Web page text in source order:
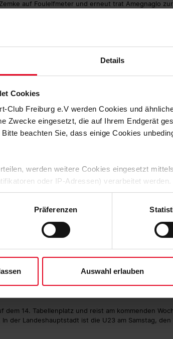
Details
Cookies
Club Freiburg e.V werden Cookies und
Zwecke eingesetzt, die auf Ihrem Endgerät
beachten Sie, dass einige Cookies
werden weitere Cookies eingesetzt
oder IP-Adressen) verarbeitet
der Speicherung aller aufgeführten Cookies
die unten jeweils angegebene Zwecke gem. §
auswählen, werden nur unbedingt
Präferenzen
Auswahl erlauben
auf Foulelfmeter und erneut trat Amegnaglo zur
nach einer Körpertäuschung flach in die
um den doppelten Dämpfer wegzustecken. Phil
für die Gäste ab, den Jaaso Janrunen parierte. Auf
verpasste aus spitzem Winkel seinen dritten
Nach einer Flanke von Louis Kolbe köpfte der im
Metern zum Anschluss ein. Danach klärte
Auch in der Nachspielzeit der ersten Hälfte blieb
Tor. Kurz darauf lenkte Jantunen einen
die Chance, seine Führung auszubauen. Nach
von Fetsch aber zu schwach. Was umso
kamen. Nach einer Flanke von der rechten Seite
Linksschuss aus rund elf Metern.
SV Sandhausen wieder mehr Spielanteile. Der SC II
umzuschalten. Inzwischen auch mit Oscar Wiklöf,
Weitere Torchancen gab es aber zunächst auf
Jantunen vor de Meester zur Ecke ( 72.).
Sport-Club in Unterzahl. Der bereits verwarnte
man geben, aber dann hätte ich mir auch
Tober ahndet“, so SC-Trainer Weis. „Hinten raus
aber durch leidenschaftliche Defensivarbeit, bei der
Nachspielzeit ging ein Kopfball von Herrmann
14. Tabellenplatz und reist am kommenden
der Landeshauptstadt ist die U23 am Samstag, den